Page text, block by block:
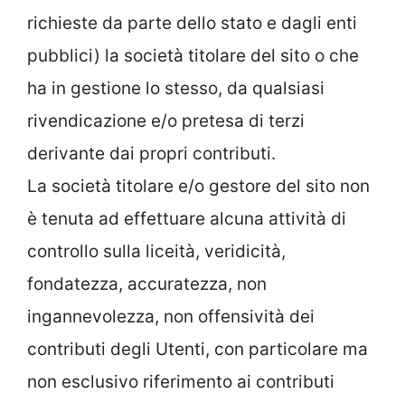
richieste da parte dello stato e dagli enti
pubblici) la società titolare del sito o che
ha in gestione lo stesso, da qualsiasi
rivendicazione e/o pretesa di terzi
derivante dai propri contributi.
La società titolare e/o gestore del sito non
è tenuta ad effettuare alcuna attività di
controllo sulla liceità, veridicità,
fondatezza, accuratezza, non
ingannevolezza, non offensività dei
contributi degli Utenti, con particolare ma
non esclusivo riferimento ai contributi